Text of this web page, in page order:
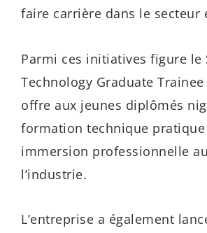
faire carrière dans le secteur
Parmi ces initiatives figure le
Technology Graduate
offre aux jeunes diplômés
formation technique pratique
immersion professionnelle
l’industrie.
L’entreprise a également